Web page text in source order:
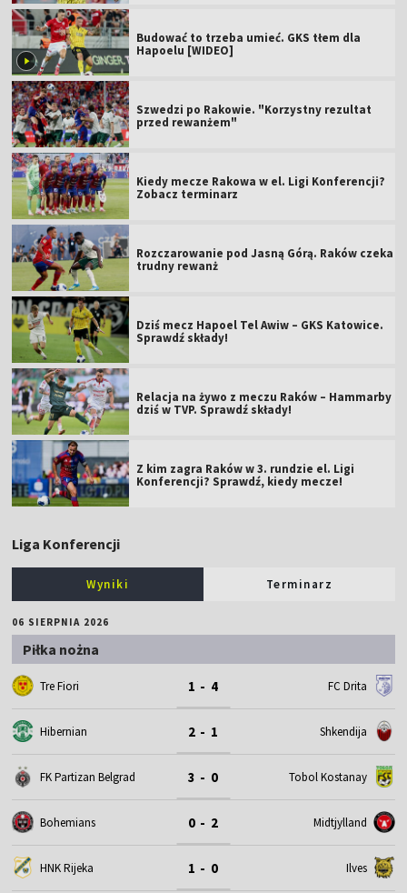
Budować to trzeba umieć. GKS tłem dla
Hapoelu [WIDEO]
Szwedzi po Rakowie. "Korzystny rezultat
przed rewanżem"
Kiedy mecze Rakowa w el. Ligi Konferencji?
Zobacz terminarz
Rozczarowanie pod Jasną Górą. Raków czeka
trudny rewanż
Dziś mecz Hapoel Tel Awiw – GKS Katowice.
Sprawdź składy!
Relacja na żywo z meczu Raków – Hammarby
dziś w TVP. Sprawdź składy!
Z kim zagra Raków w 3. rundzie el. Ligi
Konferencji? Sprawdź, kiedy mecze!
Liga Konferencji
Wyniki Terminarz
06 SIERPNIA 2026
Piłka nożna
Tre Fiori 1 - 4 FC Drita
Hibernian 2 - 1 Shkendija
FK Partizan Belgrad 3 - 0 Tobol Kostanay
Bohemians 0 - 2 Midtjylland
HNK Rijeka 1 - 0 Ilves